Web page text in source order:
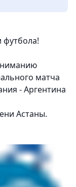
футбола!
матча
- Аргентина
Астаны.